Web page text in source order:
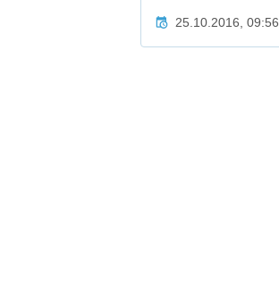
25.10.2016, 09:56